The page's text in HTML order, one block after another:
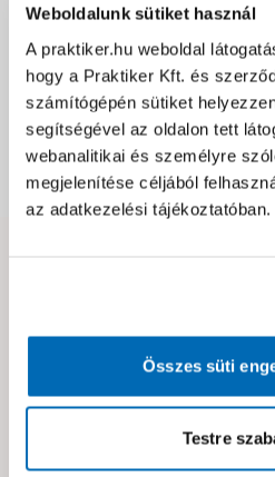
Weboldalunk sütiket használ
A praktiker.hu weboldal
hogy a Praktiker Kft. és
számítógépén sütiket
segítségével az oldalon tett
webanalitikai és személyre
megjelenítése céljából
az adatkezelési tájékoztatóban.
Összes süti
Testre
Jótállás, szavatosság
Csomagolási és súly
Dokumentumok, felelős